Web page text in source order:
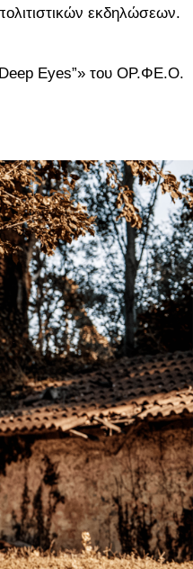
εκδηλώσεων.
Eyes”» του ΟΡ.ΦΕ.Ο.